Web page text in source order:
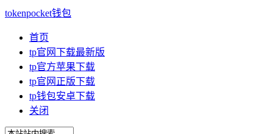
tokenpocket钱包
首页
tp官网下载最新版
tp官方苹果下载
tp官网正版下载
tp钱包安卓下载
关闭